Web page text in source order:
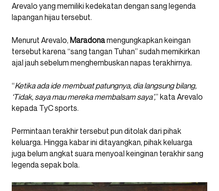
Arevalo yang memiliki kedekatan dengan sang legenda
lapangan hijau tersebut.
Menurut Arevalo, Maradonamengungkapkan keingan
tersebut karena “sang tangan Tuhan” sudah memikirkan
ajal jauh sebelum menghembuskan napas terakhirnya.
“Ketika ada ide membuat patungnya, dia langsung bilang,
‘Tidak, saya mau mereka membalsam saya’,” kata Arevalo
kepada TyC sports.
Permintaan terakhir tersebut pun ditolak dari pihak
keluarga. Hingga kabar ini ditayangkan, pihak keluarga
juga belum angkat suara menyoal keinginan terakhir sang
legenda sepak bola.